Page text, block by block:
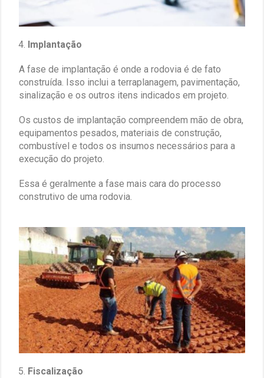
Implantação
A fase de implantação é onde a rodovia é de fato
construída. Isso inclui a terraplanagem, pavimentação,
sinalização e os outros itens indicados em projeto.
Os custos de implantação compreendem mão de obra,
equipamentos pesados, materiais de construção,
combustível e todos os insumos necessários para a
execução do projeto.
Essa é geralmente a fase mais cara do processo
construtivo de uma rodovia.
Fiscalização